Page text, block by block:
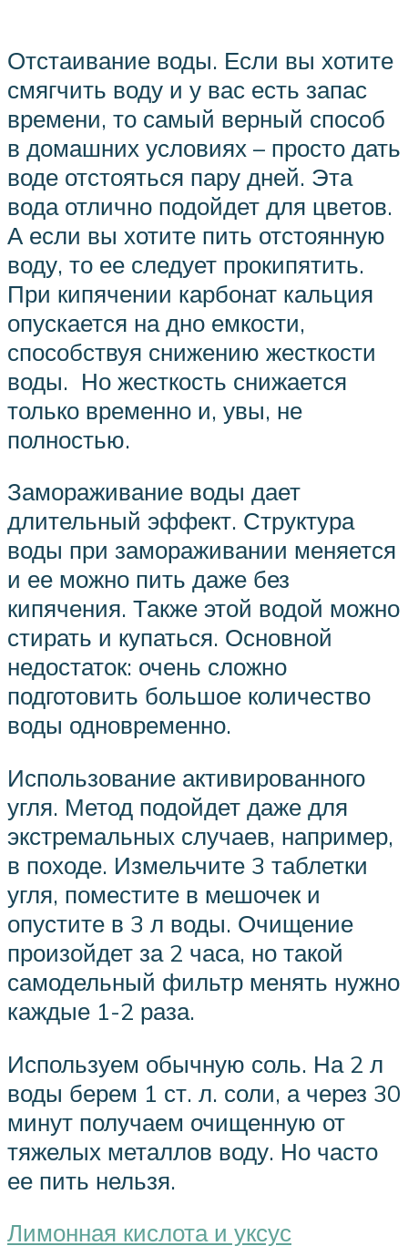
Отстаивание воды. Если вы хотите
смягчить воду и у вас есть запас
времени, то самый верный способ
в домашних условиях – просто дать
воде отстояться пару дней. Эта
вода отлично подойдет для цветов.
А если вы хотите пить отстоянную
воду, то ее следует прокипятить.
При кипячении карбонат кальция
опускается на дно емкости,
способствуя снижению жесткости
воды. Но жесткость снижается
только временно и, увы, не
полностью.
Замораживание воды дает
длительный эффект. Структура
воды при замораживании меняется
и ее можно пить даже без
кипячения. Также этой водой можно
стирать и купаться. Основной
недостаток: очень сложно
подготовить большое количество
воды одновременно.
Использование активированного
угля. Метод подойдет даже для
экстремальных случаев, например,
в походе. Измельчите 3 таблетки
угля, поместите в мешочек и
опустите в 3 л воды. Очищение
произойдет за 2 часа, но такой
самодельный фильтр менять нужно
каждые 1-2 раза.
Используем обычную соль. На 2 л
воды берем 1 ст. л. соли, а через 30
минут получаем очищенную от
тяжелых металлов воду. Но часто
ее пить нельзя.
Лимонная кислота и уксус